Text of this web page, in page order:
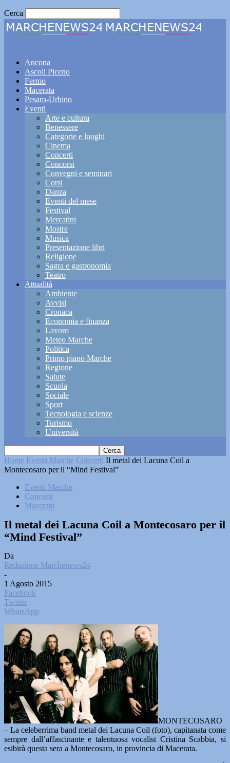
Cerca
Ancona
Ascoli Piceno
Fermo
Macerata
Pesaro-Urbino
Eventi
Arte e cultura
Benessere
Categorie e luoghi
Cinema
Concerti
Concorsi
Convegni e seminari
Corsi
Danza
Eventi del mese
Festival
Mercatini
Mostre
Musica
Presentazione libri
Religione
Sagra e gastronomia
Teatro
Attualità
Ambiente
Avvisi
Cronaca
Economia e finanza
Lavoro
Meteo Marche
Politica
Primo piano Marche
Regione
Salute
Scuola
Sociale
Sport
Tecnologia e scienze
Turismo
Università
Home Eventi Marche Concerti Il metal dei Lacuna Coil a
Montecosaro per il “Mind Festival”
Eventi Marche
Concerti
Macerata
Il metal dei Lacuna Coil a Montecosaro per il
“Mind Festival”
Da
Redazione Marchenews24
-
1 Agosto 2015
Facebook
Twitter
WhatsApp
MONTECOSARO
– La celeberrima band metal dei Lacuna Coil (foto), capitanata come
sempre dall’affascinante e talentuosa vocalist Cristina Scabbia, si
esibirà questa sera a Montecosaro, in provincia di Macerata.